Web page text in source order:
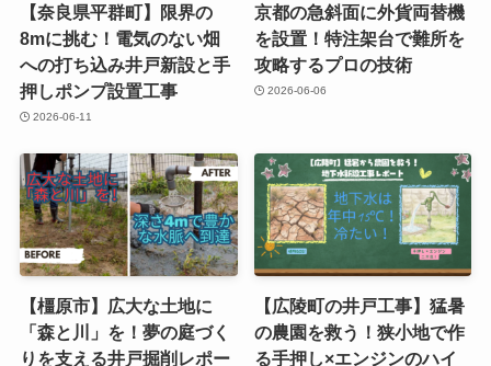
【奈良県平群町】限界の
8mに挑む！電気のない畑
への打ち込み井戸新設と手
押しポンプ設置工事
2026-06-11
京都の急斜面に外貨両替機
を設置！特注架台で難所を
攻略するプロの技術
2026-06-06
【橿原市】広大な土地に
「森と川」を！夢の庭づく
りを支える井戸掘削レポー
【広陵町の井戸工事】猛暑
の農園を救う！狭小地で作
る手押し×エンジンのハイ